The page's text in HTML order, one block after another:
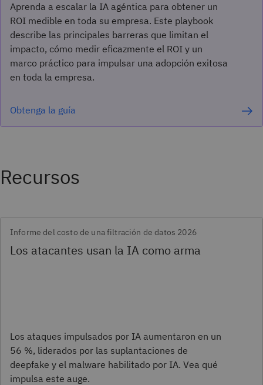
Aprenda a escalar la IA agéntica para obtener un
ROI medible en toda su empresa. Este playbook
describe las principales barreras que limitan el
impacto, cómo medir eficazmente el ROI y un
marco práctico para impulsar una adopción exitosa
en toda la empresa.
Obtenga la guía
Recursos
Informe del costo de una filtración de datos 2026
Los atacantes usan la IA como arma
Los ataques impulsados por IA aumentaron en un
56 %, liderados por las suplantaciones de
deepfake y el malware habilitado por IA. Vea qué
impulsa este auge.